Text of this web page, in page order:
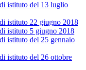
istituto del 13 luglio
istituto 22 giugno 2018
istituto 5 giugno 2018
istituto del 25 gennaio
istituto del 26 ottobre